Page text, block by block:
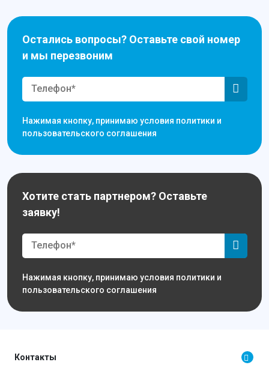
Остались вопросы? Оставьте свой номер
и мы перезвоним
Нажимая кнопку, принимаю условия политики и
пользовательского соглашения
Хотите стать партнером? Оставьте
заявку!
Нажимая кнопку, принимаю условия политики и
пользовательского соглашения
Контакты